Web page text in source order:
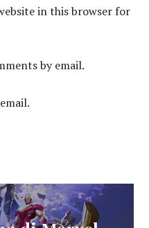
in this browser for
by email.